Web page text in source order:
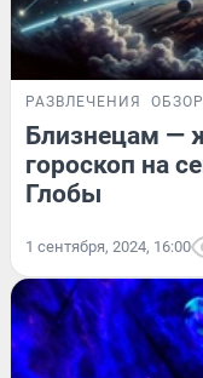
РАЗВЛЕЧЕНИЯ ОБЗОР
Близнецам —
гороскоп на
Глобы
1 сентября, 2024, 16:00